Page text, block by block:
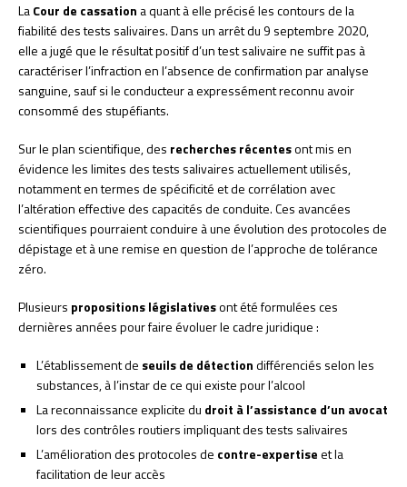
LaCour de cassation a quant à elle précisé les contours de la
fiabilité des tests salivaires. Dans un arrêt du 9 septembre 2020,
elle a jugé que le résultat positif d’un test salivaire ne suffit pas à
caractériser l’infraction en l’absence de confirmation par analyse
sanguine, sauf si le conducteur a expressément reconnu avoir
consommé des stupéfiants.
Sur le plan scientifique, des recherches récentesont mis en
évidence les limites des tests salivaires actuellement utilisés,
notamment en termes de spécificité et de corrélation avec
l’altération effective des capacités de conduite. Ces avancées
scientifiques pourraient conduire à une évolution des protocoles de
dépistage et à une remise en question de l’approche de tolérance
zéro.
Plusieurs propositions législativesont été formulées ces
dernières années pour faire évoluer le cadre juridique :
L’établissement de seuils de détectiondifférenciés selon les
substances, à l’instar de ce qui existe pour l’alcool
La reconnaissance explicite du droit à l’assistance d’un avocat
lors des contrôles routiers impliquant des tests salivaires
L’amélioration des protocoles de contre-expertiseet la
facilitation de leur accès